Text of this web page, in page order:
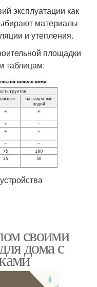
эксплуатации как
материалы
и утепления.
площадки
таблицам:
своими
дома с